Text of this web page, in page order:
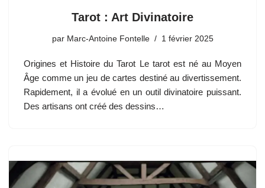
Tarot : Art Divinatoire
par Marc-Antoine Fontelle 1 février 2025
Origines et Histoire du Tarot Le tarot est né au Moyen
Âge comme un jeu de cartes destiné au divertissement.
Rapidement, il a évolué en un outil divinatoire puissant.
Des artisans ont créé des dessins…